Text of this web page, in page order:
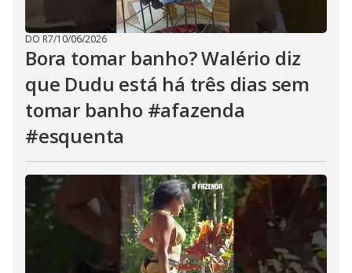
DO R7/10/06/2026
Bora tomar banho? Walério diz
que Dudu está há três dias sem
tomar banho #afazenda
#esquenta